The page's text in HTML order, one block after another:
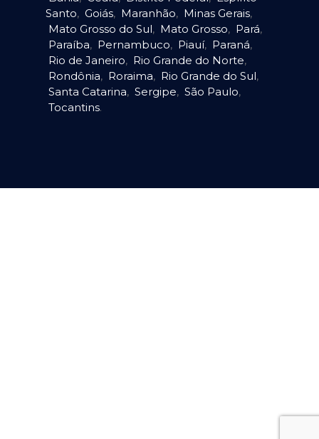
Santo, Goiás, Maranhão, Minas Gerais,
Mato Grosso do Sul, Mato Grosso, Pará,
Paraíba, Pernambuco, Piauí, Paraná,
Rio de Janeiro, Rio Grande do Norte,
Rondônia, Roraima, Rio Grande do Sul,
Santa Catarina, Sergipe, São Paulo,
Tocantins.